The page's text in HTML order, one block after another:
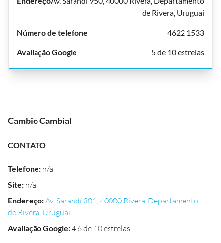
de Rivera, Uruguai
4622 1533
5 de 10 estrelas
Cambio Cambial
CONTATO
Telefone: n/a
Site: n/a
Endereço:Av. Sarandí 301, 40000 Rivera, Departamento
de Rivera, Uruguai
Avaliação Google:4.6 de 10 estrelas